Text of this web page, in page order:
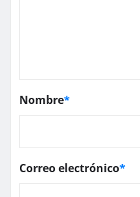
Nombre*
Correo electrónico*